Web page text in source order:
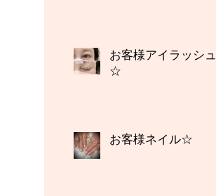
お客様アイラッシュ
☆
お客様ネイル☆